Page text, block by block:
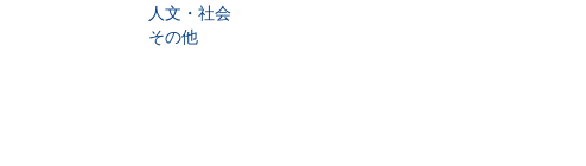
人文・社会
その他